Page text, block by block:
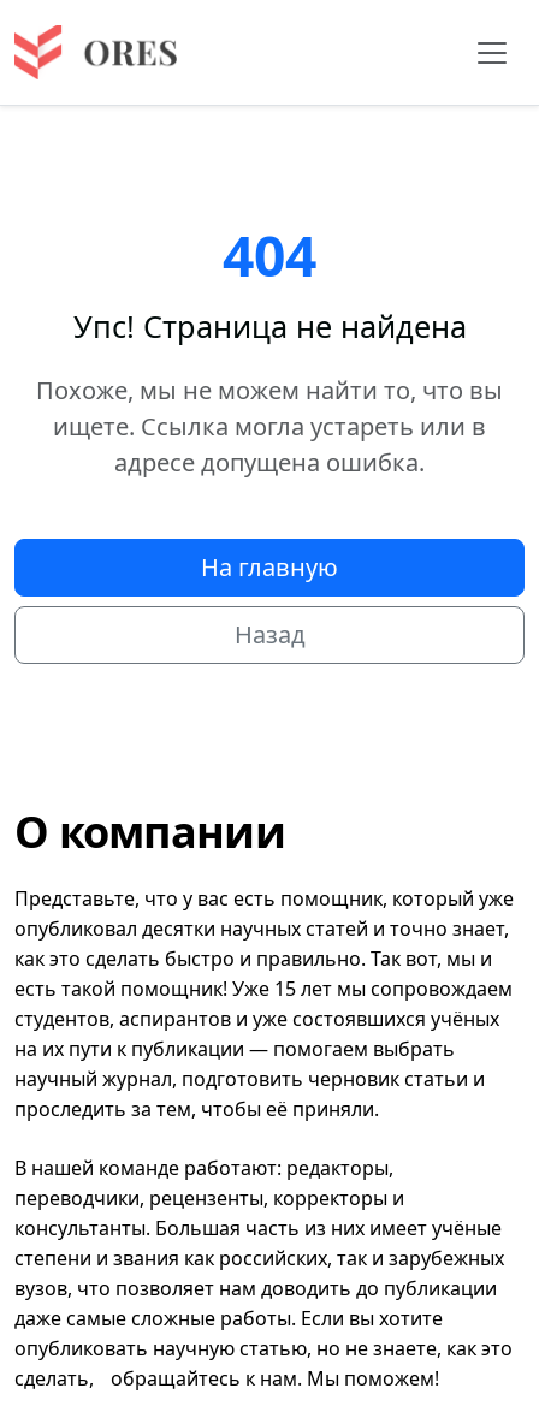
404
Упс! Страница не найдена
Похоже, мы не можем найти то, что вы
ищете. Ссылка могла устареть или в
адресе допущена ошибка.
На главную
Назад
О компании
Представьте, что у вас есть помощник, который уже
опубликовал десятки научных статей и точно знает,
как это сделать быстро и правильно. Так вот, мы и
есть такой помощник! Уже 15 лет мы сопровождаем
студентов, аспирантов и уже состоявшихся учёных
на их пути к публикации — помогаем выбрать
научный журнал, подготовить черновик статьи и
проследить за тем, чтобы её приняли.
В нашей команде работают: редакторы,
переводчики, рецензенты, корректоры и
консультанты. Большая часть из них имеет учёные
степени и звания как российских, так и зарубежных
вузов, что позволяет нам доводить до публикации
даже самые сложные работы. Если вы хотите
опубликовать научную статью, но не знаете, как это
сделать, обращайтесь к нам. Мы поможем!